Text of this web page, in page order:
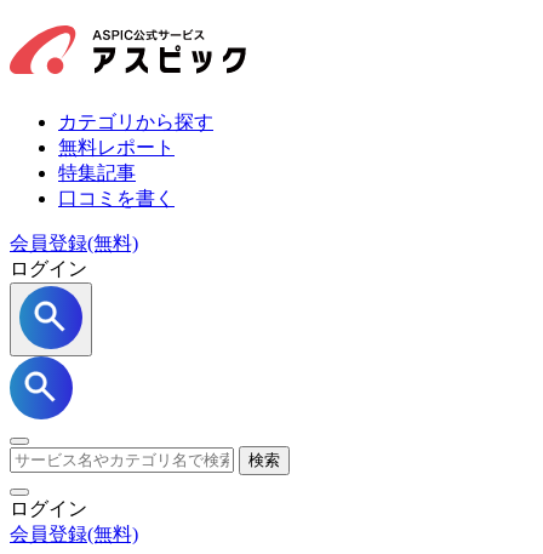
カテゴリから探す
無料レポート
特集記事
口コミを書く
会員登録(無料)
ログイン
検索
ログイン
会員登録(無料)